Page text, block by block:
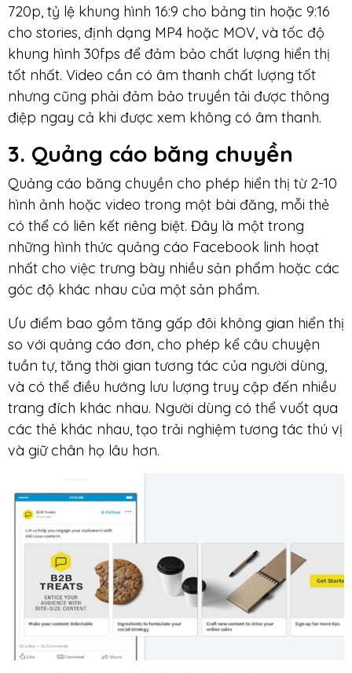
720p, tỷ lệ khung hình 16:9 cho bảng tin hoặc 9:16
cho stories, định dạng MP4 hoặc MOV, và tốc độ
khung hình 30fps để đảm bảo chất lượng hiển thị
tốt nhất. Video cần có âm thanh chất lượng tốt
nhưng cũng phải đảm bảo truyền tải được thông
điệp ngay cả khi được xem không có âm thanh.
3. Quảng cáo băng chuyền
Quảng cáo băng chuyền cho phép hiển thị từ 2-10
hình ảnh hoặc video trong một bài đăng, mỗi thẻ
có thể có liên kết riêng biệt. Đây là một trong
những hình thức quảng cáo Facebook linh hoạt
nhất cho việc trưng bày nhiều sản phẩm hoặc các
góc độ khác nhau của một sản phẩm.
Ưu điểm bao gồm tăng gấp đôi không gian hiển thị
so với quảng cáo đơn, cho phép kể câu chuyện
tuần tự, tăng thời gian tương tác của người dùng,
và có thể điều hướng lưu lượng truy cập đến nhiều
trang đích khác nhau. Người dùng có thể vuốt qua
các thẻ khác nhau, tạo trải nghiệm tương tác thú vị
và giữ chân họ lâu hơn.